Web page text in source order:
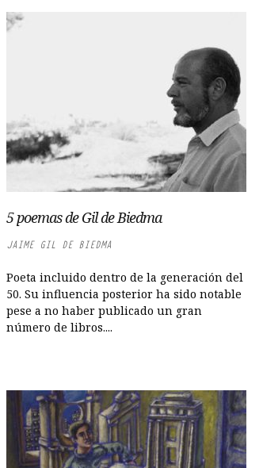
5 poemas de Gil de Biedma
JAIME GIL DE BIEDMA
Poeta incluido dentro de la generación del
50. Su influencia posterior ha sido notable
pese a no haber publicado un gran
número de libros....